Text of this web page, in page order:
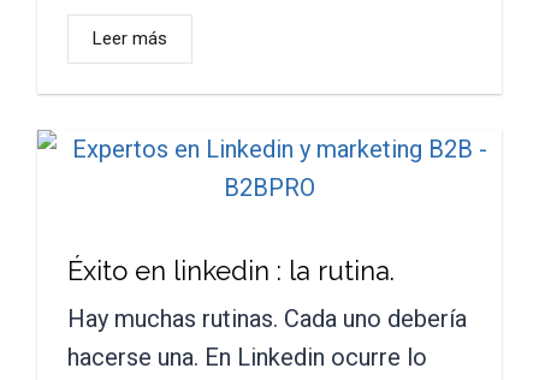
Leer más
Éxito en linkedin : la rutina.
Hay muchas rutinas. Cada uno debería
hacerse una. En Linkedin ocurre lo